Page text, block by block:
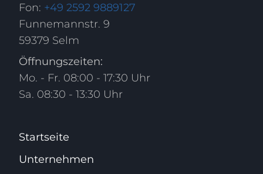
Fon: +49 2592 9889127
Funnemannstr. 9
59379 Selm
Öffnungszeiten:
Mo. - Fr. 08:00 - 17:30 Uhr
Sa. 08:30 - 13:30 Uhr
Startseite
Unternehmen